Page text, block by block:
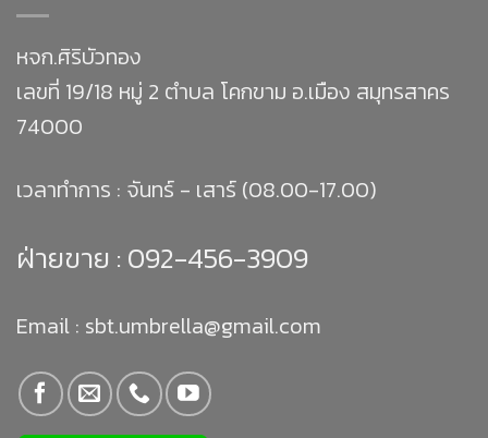
หจก.ศิริบัวทอง
เลขที่ 19/18 หมู่ 2 ตำบล โคกขาม อ.เมือง สมุทรสาคร
74000
เวลาทำการ : จันทร์ - เสาร์ (08.00-17.00)
ฝ่ายขาย : 092-456-3909
Email : sbt.umbrella@gmail.com